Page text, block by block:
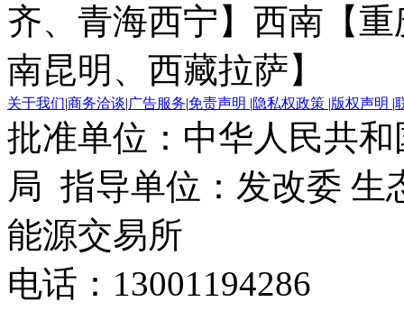
齐、青海西宁】 西南【
南昆明、西藏拉萨】
关于我们|商务洽谈|广告服务|免责声明 |隐私权政策 |版权声明 |
批准单位：中华人民共
局 指导单位：发改委 生
能源交易所
电话：13001194286